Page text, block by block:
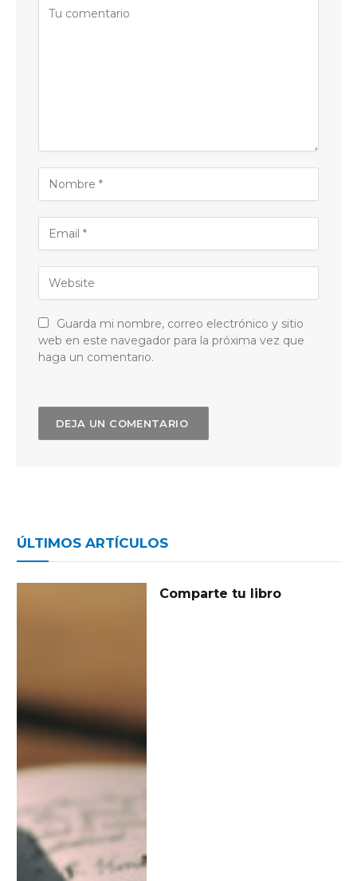
Guarda mi nombre, correo electrónico y sitio
web en este navegador para la próxima vez que
haga un comentario.
ÚLTIMOS ARTÍCULOS
Comparte tu libro